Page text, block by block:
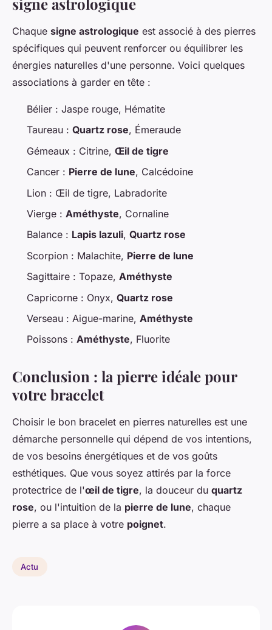
Chaque signe astrologique est associé à des pierres
spécifiques qui peuvent renforcer ou équilibrer les
énergies naturelles d'une personne. Voici quelques
associations à garder en tête :
Bélier : Jaspe rouge, Hématite
Taureau : Quartz rose, Émeraude
Gémeaux : Citrine, Œil de tigre
Cancer : Pierre de lune, Calcédoine
Lion : Œil de tigre, Labradorite
Vierge : Améthyste, Cornaline
Balance : Lapis lazuli, Quartz rose
Scorpion : Malachite, Pierre de lune
Sagittaire : Topaze, Améthyste
Capricorne : Onyx, Quartz rose
Verseau : Aigue-marine, Améthyste
Poissons : Améthyste, Fluorite
Conclusion : la pierre idéale pour
votre bracelet
Choisir le bon bracelet en pierres naturelles est une
démarche personnelle qui dépend de vos intentions,
de vos besoins énergétiques et de vos goûts
esthétiques. Que vous soyez attirés par la force
protectrice de l'œil de tigre, la douceur du quartz
rose, ou l'intuition de la pierre de lune, chaque
pierre a sa place à votre poignet.
Actu